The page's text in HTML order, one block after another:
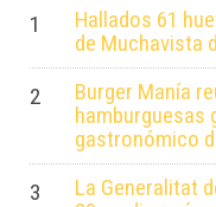
Lo más visto...
1
Hallados 61
de Muchavista
Burger Manía
hamburguesas
gastronómico